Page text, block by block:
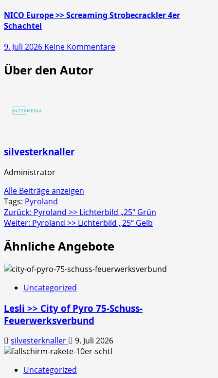
>>
Fontänenbatterie
NICO Europe >> Screaming Strobecrackler 4er
Schachtel
9. Juli 2026 Keine Kommentarezu
Über den Autor
silvesterknaller
Administrator
Alle Beiträge anzeigen
Tags: Pyroland
Beitragsnavigation
Zurück: Pyroland >> Lichterbild „25“ Grün
Weiter: Pyroland >> Lichterbild „25“ Gelb
Ähnliche Angebote
Uncategorized
Lesli >> City of Pyro 75-Schuss-
Feuerwerksverbund
silvesterknaller 9. Juli 2026
Uncategorized